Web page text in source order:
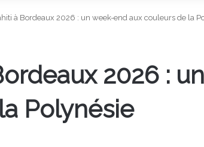
à Bordeaux 2026 : un week-end aux couleurs de la
2026 :
Polynésie